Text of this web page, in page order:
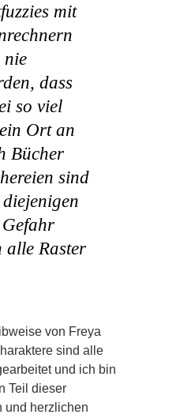
mit
nie
dass
so viel
Ort an
Bücher
sind
alle Raster
von Freya
sind alle
und ich bin
Teil dieser
und herzlichen